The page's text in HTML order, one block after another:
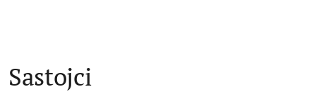
Sastojci